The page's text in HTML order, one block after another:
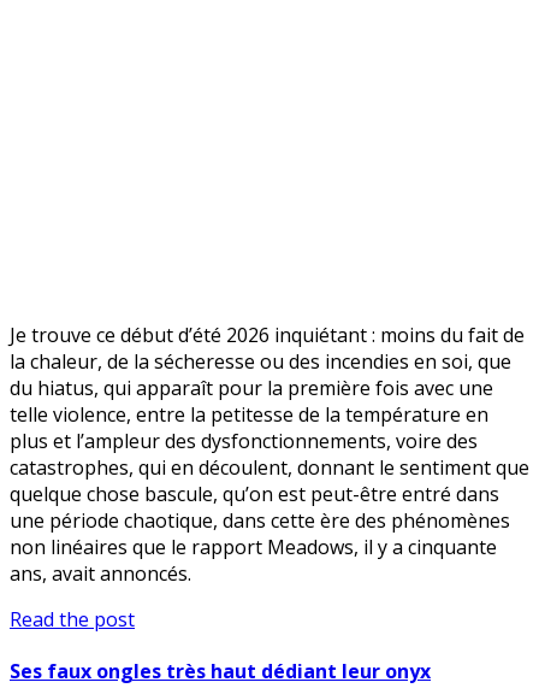
Je trouve ce début d’été 2026 inquiétant : moins du fait de
la chaleur, de la sécheresse ou des incendies en soi, que
du hiatus, qui apparaît pour la première fois avec une
telle violence, entre la petitesse de la température en
plus et l’ampleur des dysfonctionnements, voire des
catastrophes, qui en découlent, donnant le sentiment que
quelque chose bascule, qu’on est peut-être entré dans
une période chaotique, dans cette ère des phénomènes
non linéaires que le rapport Meadows, il y a cinquante
ans, avait annoncés.
Read the postEt
la
Ses faux ongles très haut dédiant leur onyx